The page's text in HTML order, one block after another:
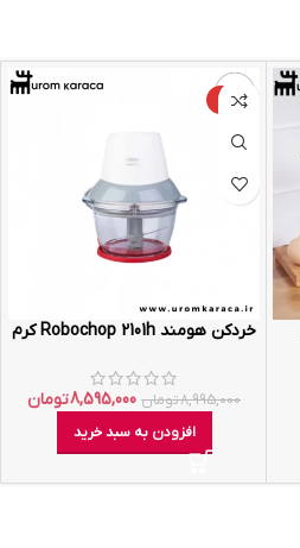
-4%
خردکن هومند Robochop 2101h کرم
8,995,000تومان 8,595,000تومان
افزودن به سبد خرید